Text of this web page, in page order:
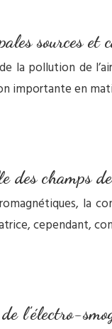
sources et
la pollution de
importante en
champs
la
cependant,
l’électro-